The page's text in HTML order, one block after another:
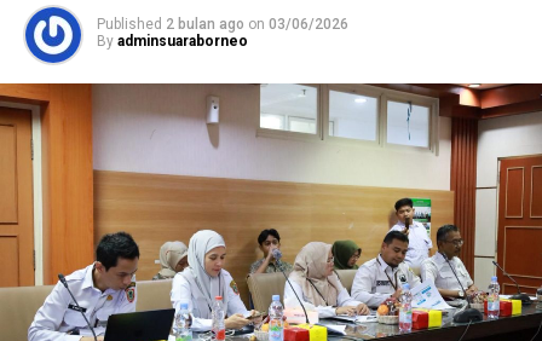
Published 2 bulan ago on 03/06/2026
By adminsuaraborneo